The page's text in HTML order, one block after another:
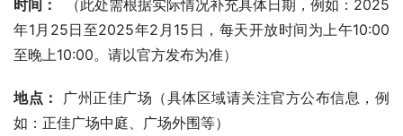
时间：
  （此处需根据实际情况补充具体日期，例如：2025
年1月25日至2025年2月15日，每天开放时间为上午10:00
至晚上10:00。请以官方发布为准）
地点：
广州正佳广场（具体区域请关注官方公布信息，例
如：正佳广场中庭、广场外围等）